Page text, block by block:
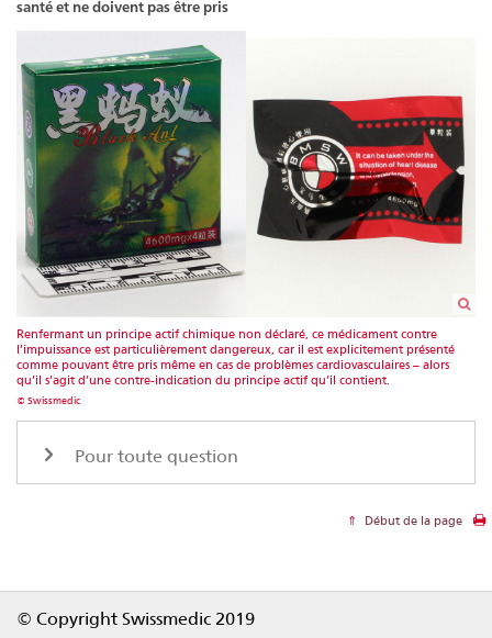
santé et ne doivent pas être pris
Renfermant un principe actif chimique non déclaré, ce médicament contre
l’impuissance est particulièrement dangereux, car il est explicitement présenté
comme pouvant être pris même en cas de problèmes cardiovasculaires – alors
qu’il s’agit d’une contre-indication du principe actif qu’il contient.
© Swissmedic
Pour toute question
Début de la page
© Copyright Swissmedic 2019